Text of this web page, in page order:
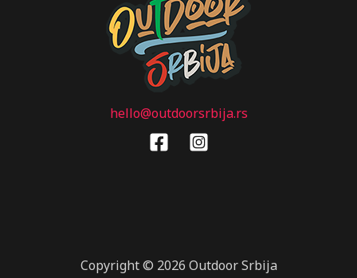
hello@outdoorsrbija.rs
Copyright © 2026 Outdoor Srbija